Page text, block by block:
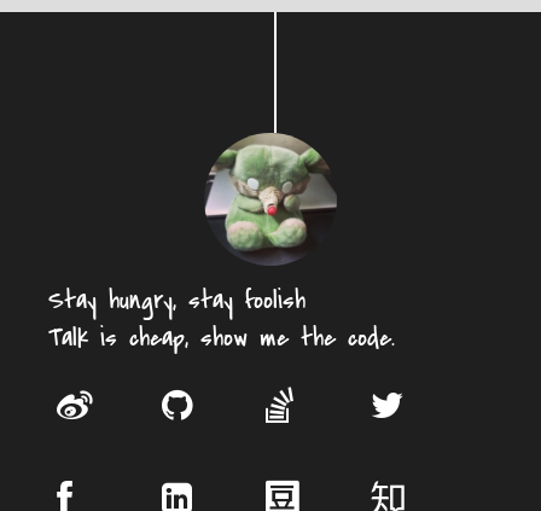
Stay hungry, stay foolish
Talk is cheap, show me the code.